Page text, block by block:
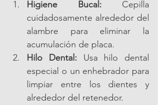
Higiene Bucal: Cepilla
cuidadosamente alrededor del
alambre para eliminar la
acumulación de placa.
Hilo Dental: Usa hilo dental
especial o un enhebrador para
limpiar entre los dientes y
alrededor del retenedor.